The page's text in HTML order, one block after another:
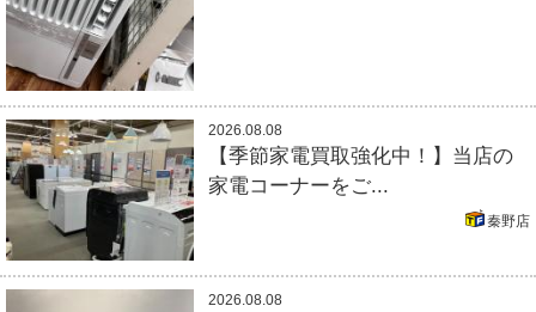
2026.08.08
【季節家電買取強化中！】当店の
家電コーナーをご...
秦野店
2026.08.08